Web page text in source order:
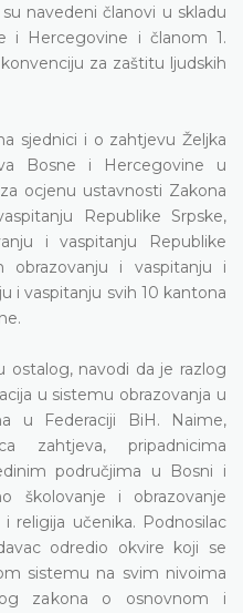
navedeni članovi u skladu
i Hercegovine i članom 1.
za zaštitu ljudskih
sjednici i o zahtjevu Željka
Bosne i Hercegovine u
ocjenu ustavnosti Zakona
Republike Srpske,
i vaspitanju Republike
obrazovanju i vaspitanju i
i vaspitanju svih 10 kantona
ostalog, navodi da je razlog
u sistemu obrazovanja u
u Federaciji BiH. Naime,
zahtjeva, pripadnicima
područjima u Bosni i
školovanje i obrazovanje
religija učenika. Podnosilac
odredio okvire koji se
sistemu na svim nivoima
zakona o osnovnom i